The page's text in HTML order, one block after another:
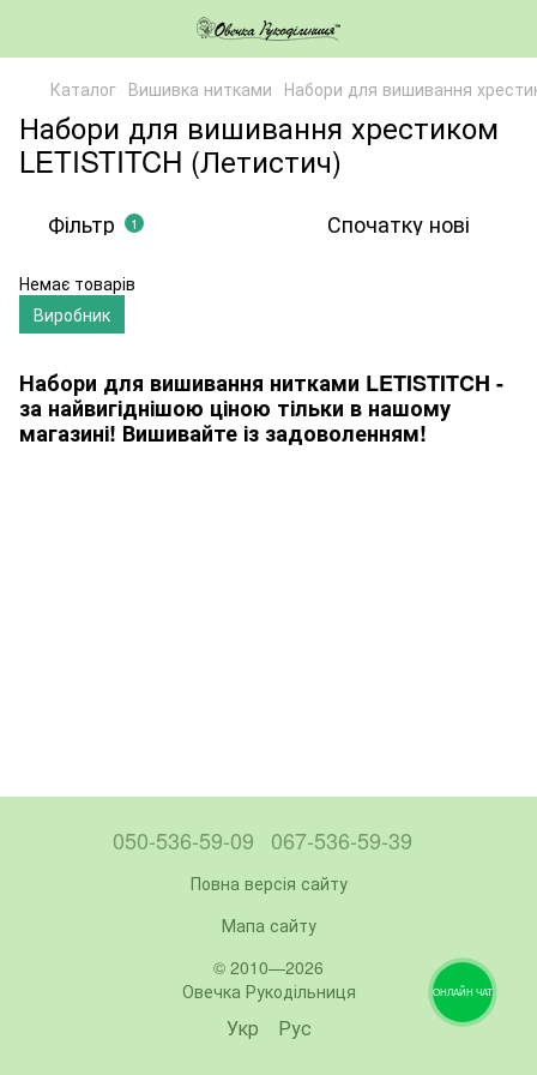
Каталог Вишивка нитками Набори для вишивання
Набори для вишивання хрестиком
LETISTITCH (Летистич)
Фільтр 1 Спочатку нові
Немає товарів
Набори для вишивання нитками LETISTITCH -
за найвигіднішою ціною тільки в нашому
магазині! Вишивайте із задоволенням!
Виробник
050-536-59-09 067-536-59-39
Повна версія сайту
Мапа сайту
© 2010—2026
Овечка Рукодільниця
Укр Рус
ОНЛАЙН ЧАТ